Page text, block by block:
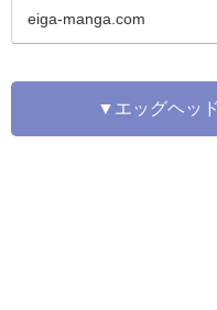
eiga-manga.com
▼エッグヘッ